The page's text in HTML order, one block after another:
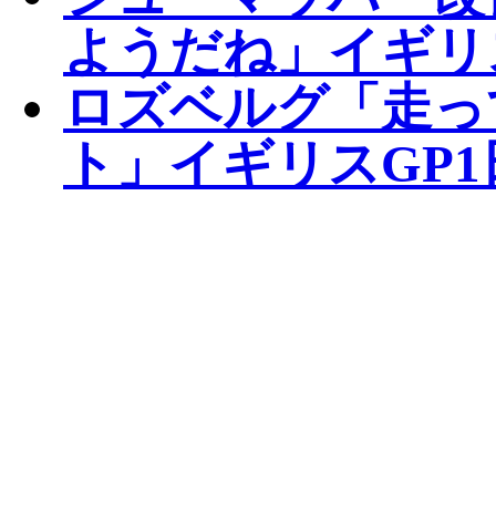
ようだね」イギ
ロズベルグ「走
ト」イギリス